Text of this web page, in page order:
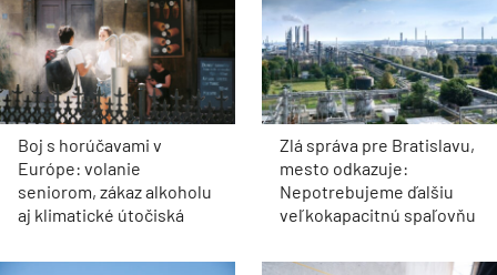
Boj s horúčavami v
Európe: volanie
seniorom, zákaz alkoholu
aj klimatické útočiská
Zlá správa pre Bratislavu,
mesto odkazuje:
Nepotrebujeme ďalšiu
veľkokapacitnú spaľovňu